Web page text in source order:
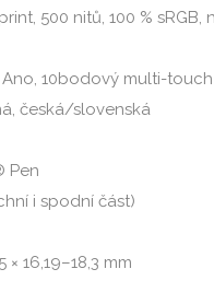
500 nitů, 100 % sRGB,
10bodový multi-touch
česká/slovenská
Pen
i spodní část)
× 16,19–18,3 mm